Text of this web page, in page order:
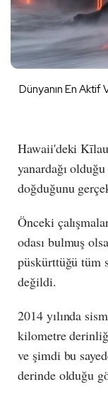
Dünyanın En Aktif
Hawaii'deki
yanardağı
doğduğunu
Önceki
odası bulmuş
püskürttüğü tüm
değildi.
2014 yılında
kilometre
ve şimdi bu
derinde olduğu